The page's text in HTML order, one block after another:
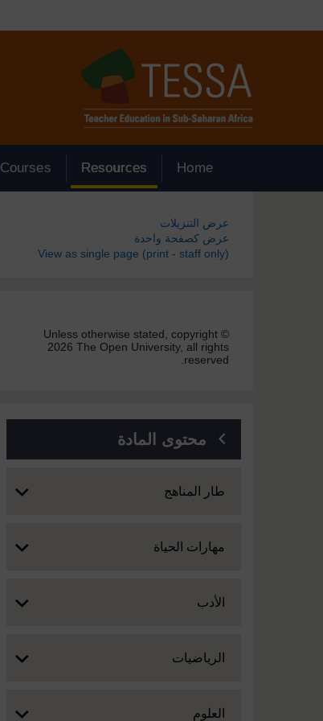
Home
Resources
Courses
الكتل
عرض التنزيلات
عرض كصفحة واحدة
View as single page (print - staff only)
Unless otherwise stated, copyright ©
2026 The Open University, all rights
reserved.
محتوى المادة
Expand
طار المناهج
Expand
مهارات الحياة
Expand
الأدب
Expand
الرياضيات
Expand
العلوم